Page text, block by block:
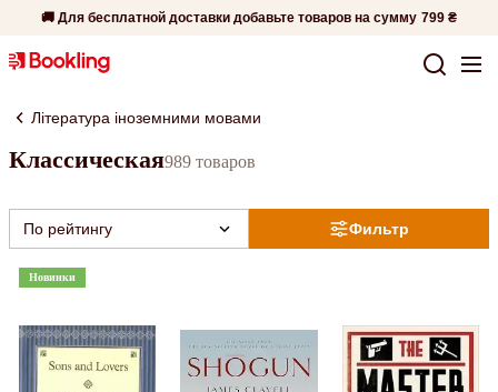
🚚 Для бесплатной доставки добавьте товаров на сумму 799 ₴
Література іноземними мовами
Классическая989 товаров
Фильтр
По рейтингу
Новинки